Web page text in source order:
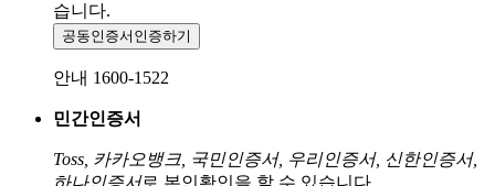
습니다.
공동인증서 인증하기
안내 1600-1522
민간인증서
Toss, 카카오뱅크, 국민인증서, 우리인증서, 신한인증서,